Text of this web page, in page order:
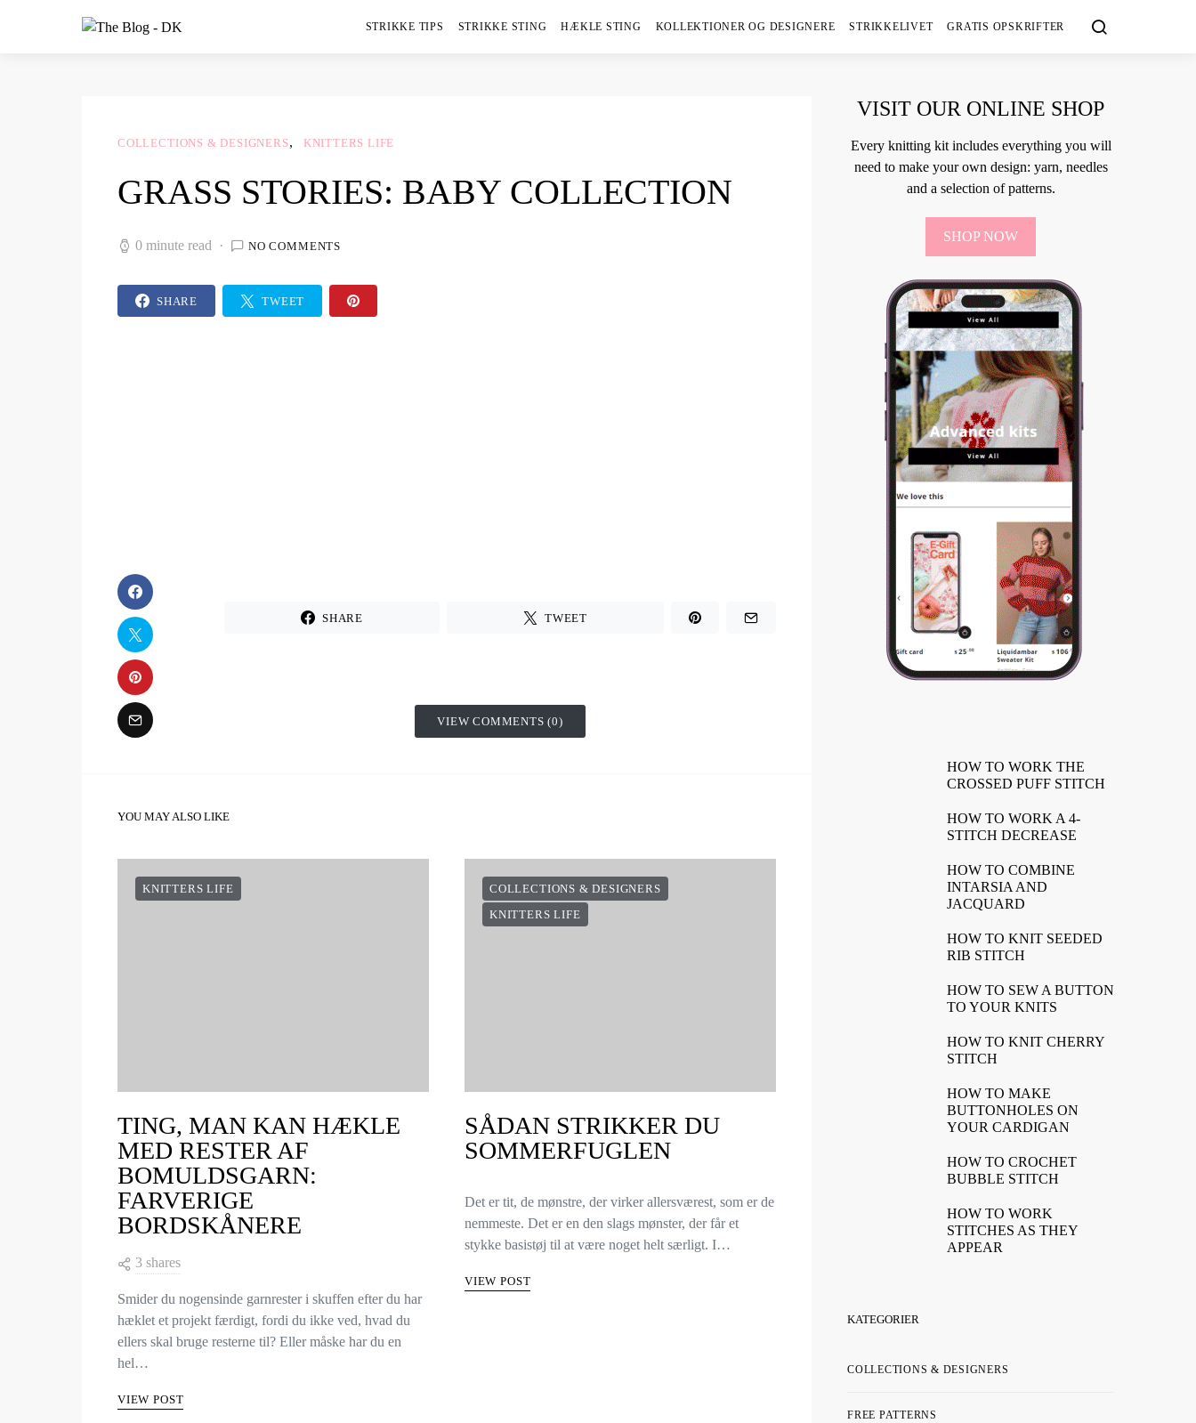
STRIKKE TIPS STRIKKE STING HÆKLE STING KOLLEKTIONER OG DESIGNERE STRIKKELIVET GRATIS OPSKRIFTER
COLLECTIONS & DESIGNERS KNITTERS LIFE
GRASS STORIES: BABY COLLECTION
0 minute read NO COMMENTS
SHARE TWEET
SHARE TWEET
VIEW COMMENTS (0)
YOU MAY ALSO LIKE
KNITTERS LIFE
TING, MAN KAN HÆKLE
MED RESTER AF
BOMULDSGARN:
FARVERIGE
BORDSKÅNERE
3 shares
Smider du nogensinde garnrester i skuffen efter du har
hæklet et projekt færdigt, fordi du ikke ved, hvad du
ellers skal bruge resterne til? Eller måske har du en
hel…
VIEW POST
COLLECTIONS & DESIGNERS
KNITTERS LIFE
SÅDAN STRIKKER DU
SOMMERFUGLEN
Det er tit, de mønstre, der virker allersværest, som er de
nemmeste. Det er en den slags mønster, der får et
stykke basistøj til at være noget helt særligt. I…
VIEW POST
VISIT OUR ONLINE SHOP
Every knitting kit includes everything you will
need to make your own design: yarn, needles
and a selection of patterns.
SHOP NOW
HOW TO WORK THE
CROSSED PUFF STITCH
HOW TO WORK A 4-
STITCH DECREASE
HOW TO COMBINE
INTARSIA AND
JACQUARD
HOW TO KNIT SEEDED
RIB STITCH
HOW TO SEW A BUTTON
TO YOUR KNITS
HOW TO KNIT CHERRY
STITCH
HOW TO MAKE
BUTTONHOLES ON
YOUR CARDIGAN
HOW TO CROCHET
BUBBLE STITCH
HOW TO WORK
STITCHES AS THEY
APPEAR
KATEGORIER
COLLECTIONS & DESIGNERS
FREE PATTERNS